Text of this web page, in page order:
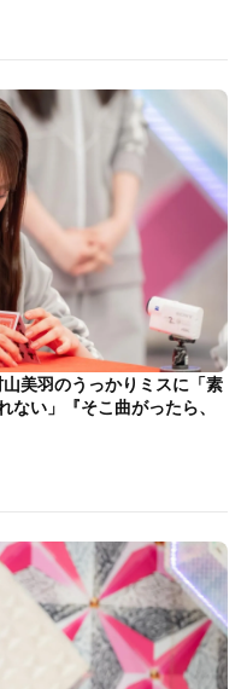
美羽のうっかりミスに「素
い」『そこ曲がったら、